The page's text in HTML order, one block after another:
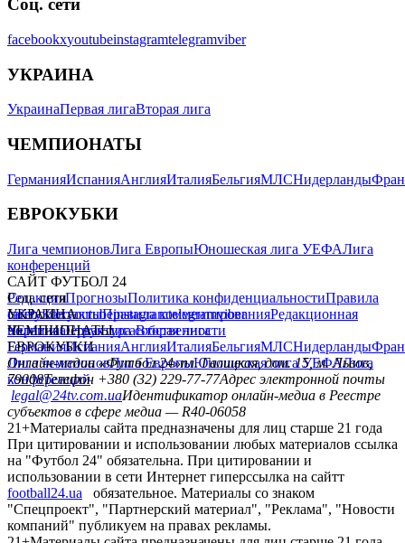
Соц. сети
facebookxyoutubeinstagramtelegramviber
УКРАИНА
УкраинаПервая лигаВторая лига
ЧЕМПИОНАТЫ
ГерманияИспанияАнглияИталияБельгияМЛСНидерланды
ЕВРОКУБКИ
Лига чемпионовЛига ЕвропыЮношеская лига УЕФАЛига
конференций
САЙТ ФУТБОЛ 24
РедакцияПрогнозыПолитика конфиденциальностиПравила
сайтуКонтактыПравила комментированияРедакционная
политикаСтруктура собственности
Соц. сети
facebookxyoutubeinstagramtelegramviber
УКРАИНА
УкраинаПервая лигаВторая лига
ЧЕМПИОНАТЫ
ГерманияИспанияАнглияИталияБельгияМЛСНидерланды
ЕВРОКУБКИ
Лига чемпионовЛига ЕвропыЮношеская лига УЕФАЛига
конференций
Онлайн-медиа «Футбол 24»пл. Галицкая, дом. 15, м. Львов,
79008Телефон +380 (32) 229-77-77Адрес электронной почты
legal@24tv.com.uaИдентификатор онлайн-медиа в Реестре
субъектов в сфере медиа — R40-06058
21+Материалы сайта предназначены для лиц старше 21 года
При цитировании и использовании любых материалов ссылка
на "Футбол 24" обязательна. При цитировании и
использовании в сети Интернет гиперссылка на сайтт
football24.ua
обязательное. Материалы со знаком
"Спецпроект", "Партнерский материал", "Реклама", "Новости
компаний" публикуем на правах рекламы.